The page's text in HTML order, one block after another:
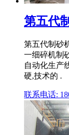
第五代
第五代制砂
一细碎机制
自动化生产
硬,技术的 .
联系电话: